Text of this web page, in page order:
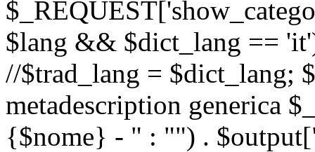
$lang && $dict_lang ==
//$trad_lang = $dict_lang;
metadescription generica
{$nome} - " : "") .